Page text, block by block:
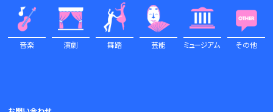
音楽 演劇 舞踏 芸能 ミュージアム その他